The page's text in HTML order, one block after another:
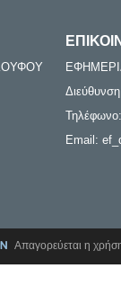
Email:
Απαγορεύεται η